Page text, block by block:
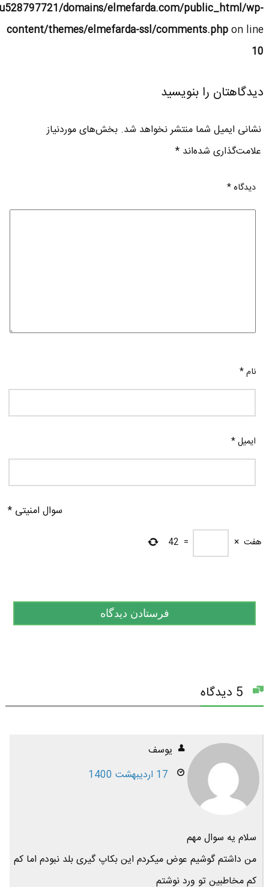
domains/elmefarda.com/public_html/wp-
content/themes/elmefarda-ssl/comments.phpon line
10
دیدگاهتان را بنویسید
نشانی ایمیل شما منتشر نخواهد شد. بخش‌های موردنیاز
علامت‌گذاری شده‌اند*
دیدگاه*
نام*
ایمیل*
سوال امنیتی *
هفت ×
=
42
یوسف
17 اردیبهشت 1400
سلام یه سوال مهم
من داشتم گوشیم عوض میکردم این بکاپ گیری بلد نبودم اما کم
کم مخاطبین تو ورد نوشتم